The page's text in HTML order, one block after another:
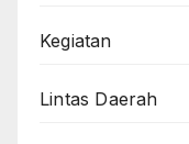
Kegiatan
Lintas Daerah